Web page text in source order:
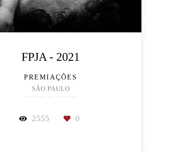
FPJA - 2021
PREMIAÇÕES
SÃO PAULO
2555 0